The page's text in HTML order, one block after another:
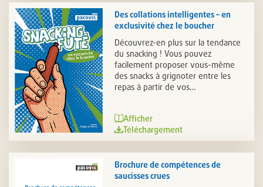
Des collations intelligentes – en
exclusivité chez le boucher
Découvrez-en plus sur la tendance
du snacking ! Vous pouvez
facilement proposer vous-même
des snacks à grignoter entre les
repas à partir de vos…
Afficher
Téléchargement
Brochure de compétences de
saucisses crues